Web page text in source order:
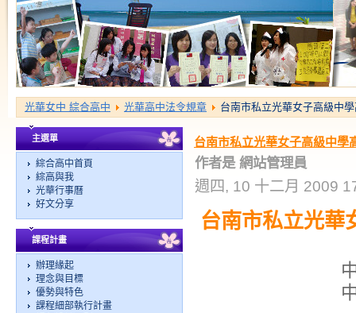
光華女中 綜合高中 光華高中法令規章 台南市私立光華女子高級中
主選單
綜合高中首頁
綜高與我
光華行事曆
好文分享
課程計畫
辦理緣起
理念與目標
優勢與特色
課程細部執行計畫
台南市私立光華女子高級中學
作者是 網站管理員
週四, 10 十二月 2009
台南市私立光華